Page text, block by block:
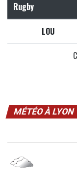
Rugby
LOU
MÉTÉO À LYON